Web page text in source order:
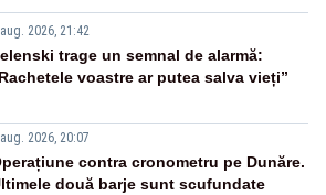
2026, 21:42
trage un semnal de alarmă:
voastre ar putea salva vieți”
2026, 20:07
contra cronometru pe Dunăre.
două barje sunt scufundate